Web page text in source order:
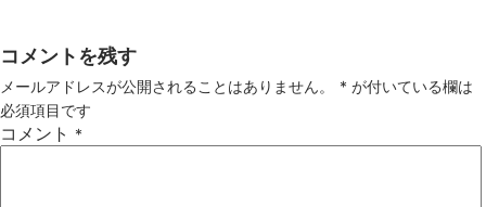
コメントを残す
メールアドレスが公開されることはありません。 * が付いている欄は
必須項目です
コメント *